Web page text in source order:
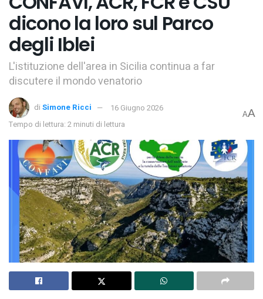
dicono la loro sul Parco
degli Iblei
L'istituzione dell'area in Sicilia continua a far
discutere il mondo venatorio
di Simone Ricci
16 Giugno 2026
Tempo di lettura: 2 minuti di lettura
AA